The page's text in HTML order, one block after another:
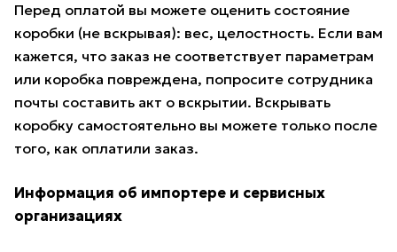
Перед оплатой вы можете оценить состояние
коробки (не вскрывая): вес, целостность. Если вам
кажется, что заказ не соответствует параметрам
или коробка повреждена, попросите сотрудника
почты составить акт о вскрытии. Вскрывать
коробку самостоятельно вы можете только после
того, как оплатили заказ.
Информация об импортере и сервисных
организациях